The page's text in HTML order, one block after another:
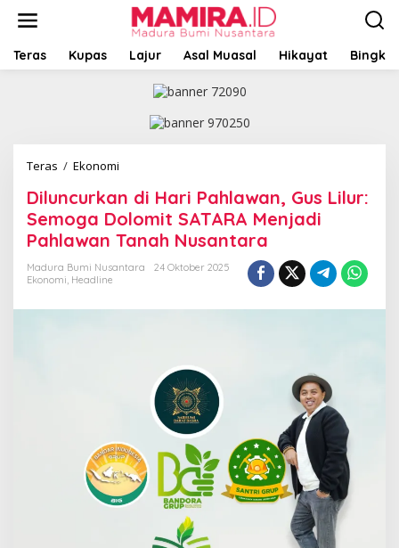
t
Teras Kupas Lajur Asal Muasal Hikayat Bingkai
Teras / Ekonomi
l
u
n
c
u
a
a
h
l
a
Diluncurkan di Hari Pahlawan, Gus Lilur:
Semoga Dolomit SATARA Menjadi
Pahlawan Tanah Nusantara
Madura Bumi Nusantara
24 Oktober 2025
Ekonomi Headline